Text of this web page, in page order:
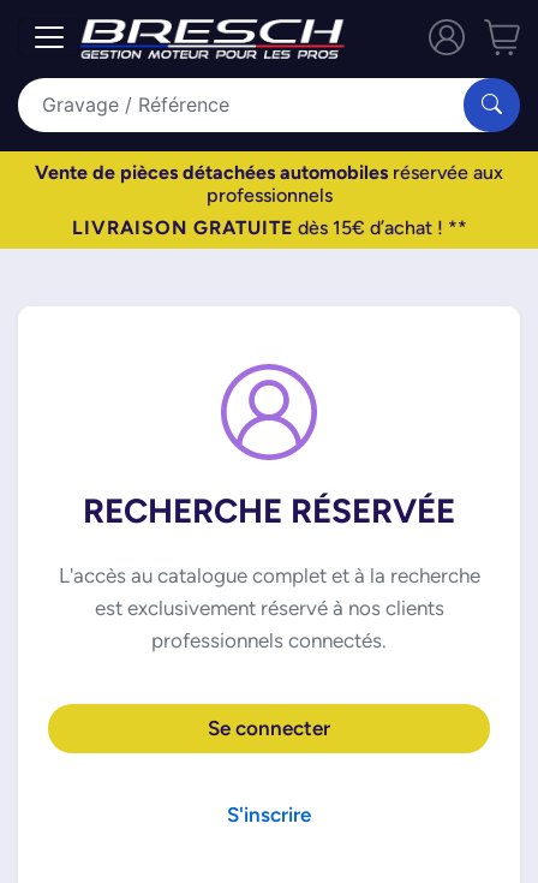
Vente de pièces détachées automobiles réservée aux
professionnels
LIVRAISON GRATUITE dès 15€ d’achat ! **
RECHERCHE RÉSERVÉE
L'accès au catalogue complet et à la recherche
est exclusivement réservé à nos clients
professionnels connectés.
Se connecter
S'inscrire